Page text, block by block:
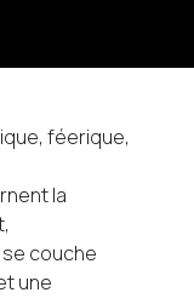
féerique,
la
couche
une